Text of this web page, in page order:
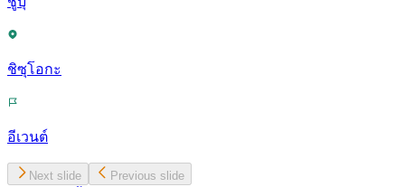
ชิซุโอกะ
อีเวนต์
Next slide Previous slide